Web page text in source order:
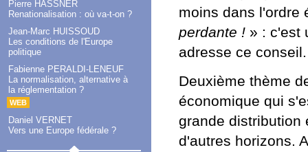
Pierre HASSNER
Renationalisation : où va-t-on ?
Jean-Marc HUISSOUD
Les conditions de l'Europe
politique
Fabienne PERALDI-LENEUF
La normalisation, alternative à
la réglementation ?
WEB
Daniel VERNET
Vers une Europe fédérale ?
moins dans l'ordre
perdante ! » : c'est
adresse ce conseil.
Deuxième thème
économique qui
grande distribution
d'autres horizons.